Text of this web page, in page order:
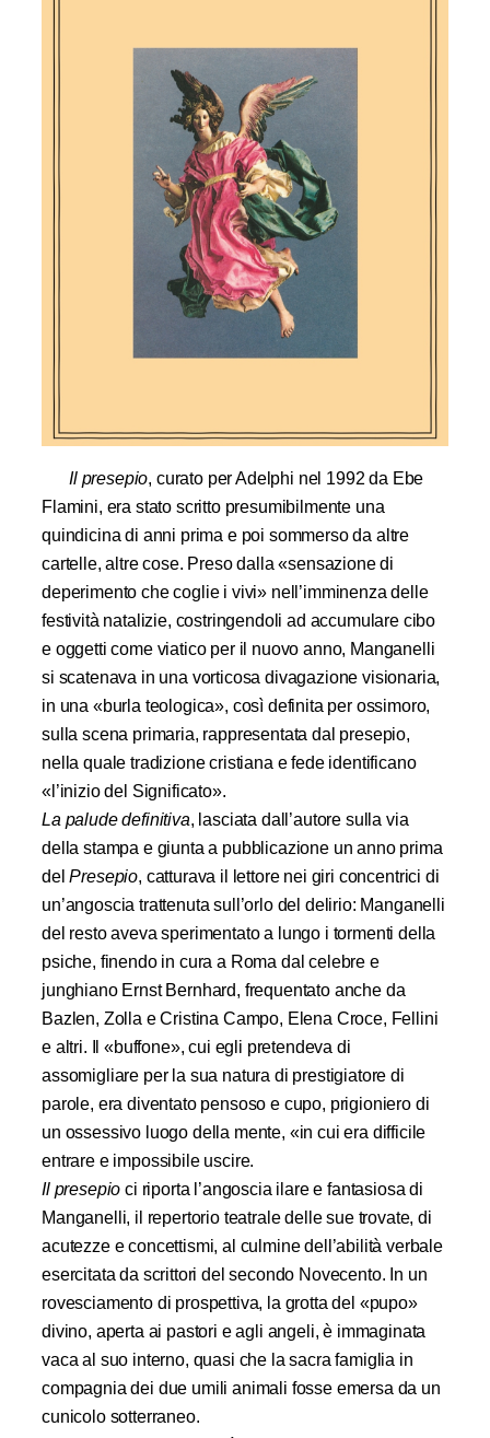
Il presepio, curato per Adelphi nel 1992 da Ebe
Flamini, era stato scritto presumibilmente una
quindicina di anni prima e poi sommerso da altre
cartelle, altre cose. Preso dalla «sensazione di
deperimento che coglie i vivi» nell’imminenza delle
festività natalizie, costringendoli ad accumulare cibo
e oggetti come viatico per il nuovo anno, Manganelli
si scatenava in una vorticosa divagazione visionaria,
in una «burla teologica», così definita per ossimoro,
sulla scena primaria, rappresentata dal presepio,
nella quale tradizione cristiana e fede identificano
«l’inizio del Significato».
La palude definitiva, lasciata dall’autore sulla via
della stampa e giunta a pubblicazione un anno prima
delPresepio, catturava il lettore nei giri concentrici di
un’angoscia trattenuta sull’orlo del delirio: Manganelli
del resto aveva sperimentato a lungo i tormenti della
psiche, finendo in cura a Roma dal celebre e
junghiano Ernst Bernhard, frequentato anche da
Bazlen, Zolla e Cristina Campo, Elena Croce, Fellini
e altri. Il «buffone», cui egli pretendeva di
assomigliare per la sua natura di prestigiatore di
parole, era diventato pensoso e cupo, prigioniero di
un ossessivo luogo della mente, «in cui era difficile
entrare e impossibile uscire.
Il presepio ci riporta l’angoscia ilare e fantasiosa di
Manganelli, il repertorio teatrale delle sue trovate, di
acutezze e concettismi, al culmine dell’abilità verbale
esercitata da scrittori del secondo Novecento. In un
rovesciamento di prospettiva, la grotta del «pupo»
divino, aperta ai pastori e agli angeli, è immaginata
vaca al suo interno, quasi che la sacra famiglia in
compagnia dei due umili animali fosse emersa da un
cunicolo sotterraneo.